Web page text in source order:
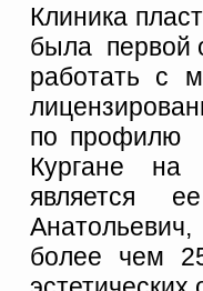
Клиника
была первой
работать с
по профилю
Кургане на
является
более чем